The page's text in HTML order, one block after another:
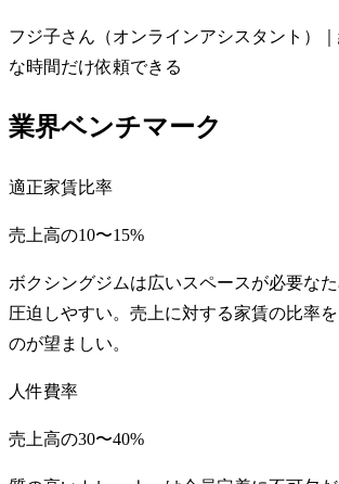
フジ子さん（オンラインアシスタント）
な時間だけ依頼できる
業界ベンチマーク
適正家賃比率
売上高の10〜15%
ボクシングジムは広いスペースが必要な
圧迫しやすい。売上に対する家賃の比率
のが望ましい。
人件費率
売上高の30〜40%